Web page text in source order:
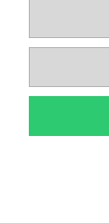
Fakultet